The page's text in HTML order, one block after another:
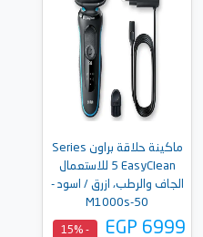
ماكينة حلاقة براون Series
5 EasyClean للاستعمال
الجاف والرطب، ازرق / اسود -
50-M1000s
EGP 6999
- 15%